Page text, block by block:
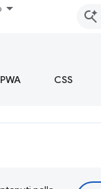
PWA CSS